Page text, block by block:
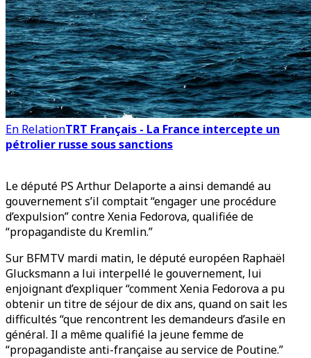
En RelationTRT Français - La France intercepte un
pétrolier russe sous sanctions
Le député PS Arthur Delaporte a ainsi demandé au
gouvernement s’il comptait “engager une procédure
d’expulsion” contre Xenia Fedorova, qualifiée de
“propagandiste du Kremlin.”
Sur BFMTV mardi matin, le député européen Raphaël
Glucksmann a lui interpellé le gouvernement, lui
enjoignant d’expliquer “comment Xenia Fedorova a pu
obtenir un titre de séjour de dix ans, quand on sait les
difficultés “que rencontrent les demandeurs d’asile en
général. Il a même qualifié la jeune femme de
“propagandiste anti-française au service de Poutine.”